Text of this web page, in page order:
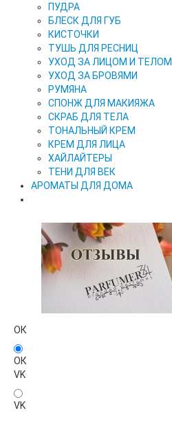
ПУДРА
БЛЕСК ДЛЯ ГУБ
КИСТОЧКИ
ТУШЬ ДЛЯ РЕСНИЦ
УХОД ЗА ЛИЦОМ И ТЕЛОМ
УХОД ЗА БРОВЯМИ
РУМЯНА
СПОНЖ ДЛЯ МАКИЯЖА
СКРАБ ДЛЯ ТЕЛА
ТОНАЛЬНЫЙ КРЕМ
КРЕМ ДЛЯ ЛИЦА
ХАЙЛАЙТЕРЫ
ТЕНИ ДЛЯ ВЕК
АРОМАТЫ ДЛЯ ДОМА
ОК
ОК
VK
VK